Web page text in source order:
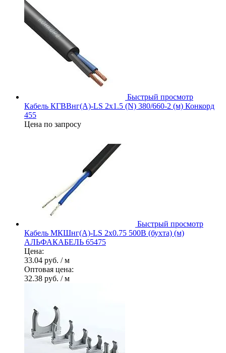
Быстрый просмотр
Кабель КГВВнг(А)-LS 2х1.5 (N) 380/660-2 (м) Конкорд
455
Цена по запросу
Быстрый просмотр
Кабель МКШнг(А)-LS 2х0.75 500В (бухта) (м)
АЛЬФАКАБЕЛЬ 65475
Цена:
33.04 руб. / м
Оптовая цена:
32.38 руб. / м